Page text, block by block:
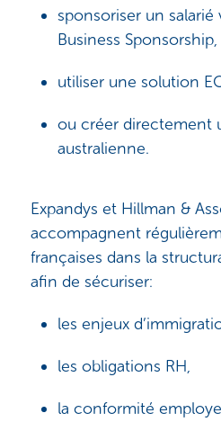
sponsoriser un salarié
Business Sponsorship,
utiliser une solution
ou créer directement
australienne.
Expandys et Hillman &
accompagnent
françaises dans la
afin de sécuriser:
les enjeux
les obligations RH,
la conformité